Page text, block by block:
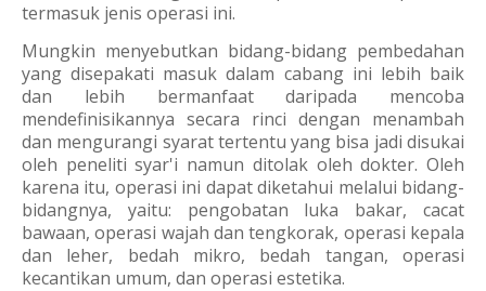
termasuk jenis operasi ini.
Mungkin menyebutkan bidang-bidang pembedahan
yang disepakati masuk dalam cabang ini lebih baik
dan lebih bermanfaat daripada mencoba
mendefinisikannya secara rinci dengan menambah
dan mengurangi syarat tertentu yang bisa jadi disukai
oleh peneliti syar'i namun ditolak oleh dokter. Oleh
karena itu, operasi ini dapat diketahui melalui bidang-
bidangnya, yaitu: pengobatan luka bakar, cacat
bawaan, operasi wajah dan tengkorak, operasi kepala
dan leher, bedah mikro, bedah tangan, operasi
kecantikan umum, dan operasi estetika.